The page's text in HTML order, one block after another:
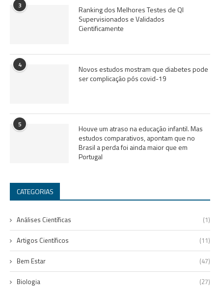
3
Ranking dos Melhores Testes de QI
Supervisionados e Validados
Cientificamente
4
Novos estudos mostram que diabetes pode
ser complicação pós covid-19
5
Houve um atraso na educação infantil. Mas
estudos comparativos, apontam que no
Brasil a perda foi ainda maior que em
Portugal
CATEGORIAS
Análises Científicas (1)
Artigos Científicos (11)
Bem Estar (47)
Biologia (27)